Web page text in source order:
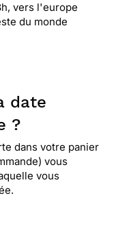
vers l'europe
du monde
date
?
dans votre panier
vous
vous